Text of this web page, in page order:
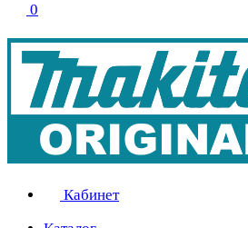
0
Кабинет